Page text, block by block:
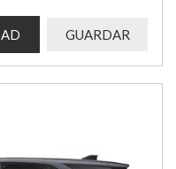
GUARDAR